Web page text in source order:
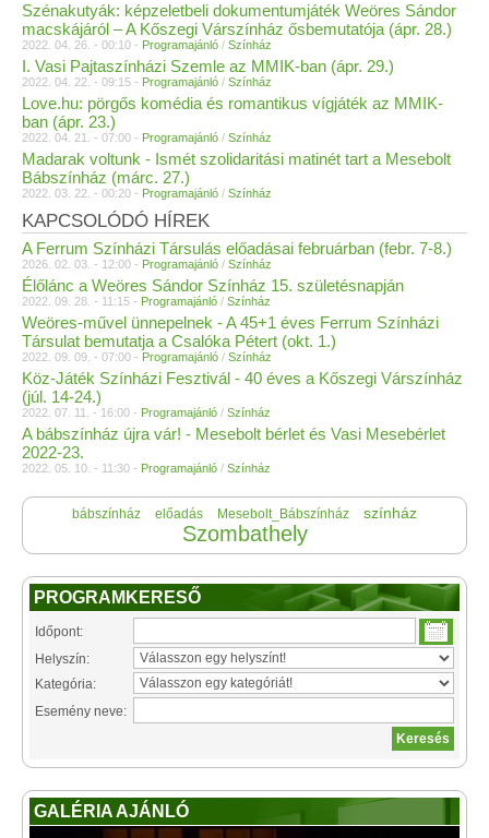
Szénakutyák: képzeletbeli dokumentumjáték Weöres Sándor
macskájáról – A Kőszegi Várszínház ősbemutatója (ápr. 28.)
2022. 04. 26. - 00:10 - Programajánló / Színház
I. Vasi Pajtaszínházi Szemle az MMIK-ban (ápr. 29.)
2022. 04. 22. - 09:15 - Programajánló / Színház
Love.hu: pörgős komédia és romantikus vígjáték az MMIK-
ban (ápr. 23.)
2022. 04. 21. - 07:00 - Programajánló / Színház
Madarak voltunk - Ismét szolidaritási matinét tart a Mesebolt
Bábszínház (márc. 27.)
2022. 03. 22. - 00:20 - Programajánló / Színház
KAPCSOLÓDÓ HÍREK
A Ferrum Színházi Társulás előadásai februárban (febr. 7-8.)
2026. 02. 03. - 12:00 - Programajánló / Színház
Élőlánc a Weöres Sándor Színház 15. születésnapján
2022. 09. 28. - 11:15 - Programajánló / Színház
Weöres-művel ünnepelnek - A 45+1 éves Ferrum Színházi
Társulat bemutatja a Csalóka Pétert (okt. 1.)
2022. 09. 09. - 07:00 - Programajánló / Színház
Köz-Játék Színházi Fesztivál - 40 éves a Kőszegi Várszínház
(júl. 14-24.)
2022. 07. 11. - 16:00 - Programajánló / Színház
A bábszínház újra vár! - Mesebolt bérlet és Vasi Mesebérlet
2022-23.
2022. 05. 10. - 11:30 - Programajánló / Színház
bábszínház előadás Mesebolt_Bábszínház színház
Szombathely
PROGRAMKERESŐ
Időpont:
Helyszín:
Kategória:
Esemény neve:
GALÉRIA AJÁNLÓ